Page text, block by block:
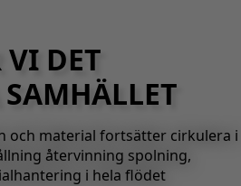
VI DET
och material fortsätter cirkulera i
återvinning spolning,
i hela flödet